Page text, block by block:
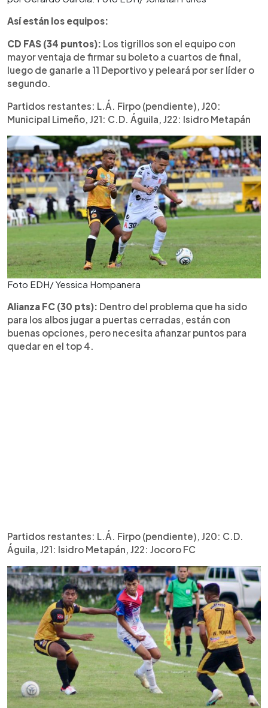
Así están los equipos:
CD FAS (34 puntos): Los tigrillos son el equipo con
mayor ventaja de firmar su boleto a cuartos de final,
luego de ganarle a 11 Deportivo y peleará por ser líder o
segundo.
Partidos restantes: L.Á. Firpo (pendiente), J20:
Municipal Limeño, J21: C.D. Águila, J22: Isidro Metapán
Foto EDH/ Yessica Hompanera
Alianza FC (30 pts): Dentro del problema que ha sido
para los albos jugar a puertas cerradas, están con
buenas opciones, pero necesita afianzar puntos para
quedar en el top 4.
Partidos restantes: L.Á. Firpo (pendiente), J20: C.D.
Águila, J21: Isidro Metapán, J22: Jocoro FC